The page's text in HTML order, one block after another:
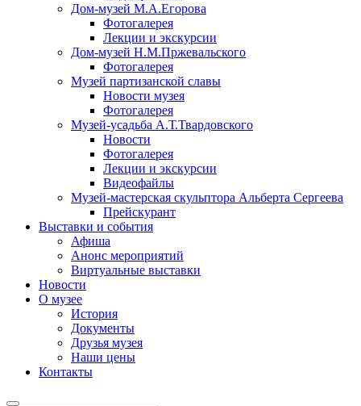
Дом-музей М.А.Егорова
Фотогалерея
Лекции и экскурсии
Дом-музей Н.М.Пржевальского
Фотогалерея
Музей партизанской славы
Новости музея
Фотогалерея
Музей-усадьба А.Т.Твардовского
Новости
Фотогалерея
Лекции и экскурсии
Видеофайлы
Музей-мастерская скульптора Альберта Сергеева
Прейскурант
Выставки и события
Афиша
Анонс мероприятий
Виртуальные выставки
Новости
О музее
История
Документы
Друзья музея
Наши цены
Контакты